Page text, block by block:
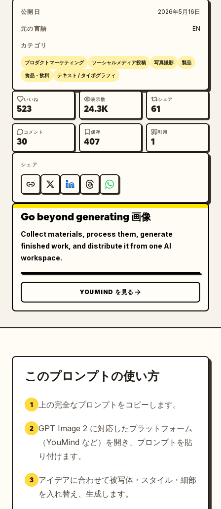
公開日 2026年5月16日
元の言語 EN
カテゴリ
プロダクトマーケティング ソーシャルメディア投稿 写真撮影 製品
食品・飲料 テキスト / タイポグラフィ
いいね
523
表示数
24.3K
シェア
61
コメント
30
保存
407
引用
1
シェア
Go beyond generating 画像
Collect materials, process them, generate
finished work, and distribute it from one AI
workspace.
YOUMIND を見る
このプロンプトの使い方
1 上の完全なプロンプトをコピーします。
2 GPT Image 2 に対応したプラットフォーム
（YouMind など）を開き、プロンプトを貼
り付けます。
3
アイデアに合わせて被写体・スタイル・細部
を入れ替え、生成します。